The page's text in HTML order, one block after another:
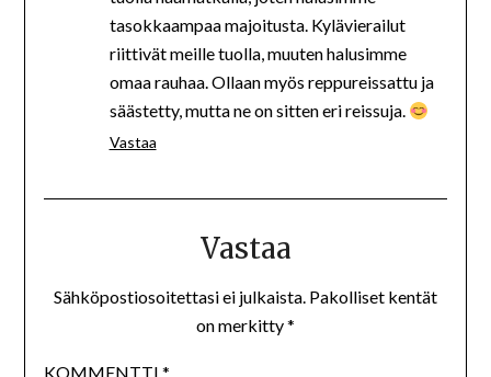
tasokkaampaa majoitusta. Kylävierailut
riittivät meille tuolla, muuten halusimme
omaa rauhaa. Ollaan myös reppureissattu ja
säästetty, mutta ne on sitten eri reissuja.
Vastaa
Vastaa
Sähköpostiosoitettasi ei julkaista. Pakolliset kentät
on merkitty*
KOMMENTTI *